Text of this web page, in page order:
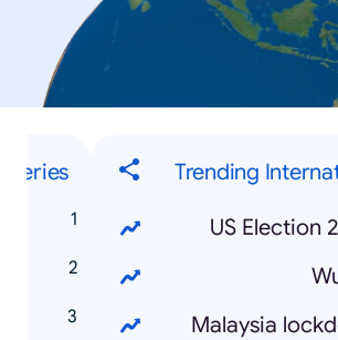
Trending
US Election
Malaysia